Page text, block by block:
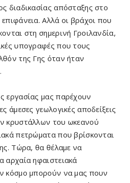
διαδικασίας απόσταξης στο
Αλλά οι βράχοι που
στη σημερινή Γροιλανδία,
υπογραφές που τους
της Γης όταν ήταν
εργασίας μας παρέχουν
άμεσες γεωλογικές αποδείξεις
κρυστάλλων του ωκεανού
πετρώματα που βρίσκονται
Τώρα, θα θέλαμε να
αρχαία ηφαιστειακά
κόσμο μπορούν να μας πουν